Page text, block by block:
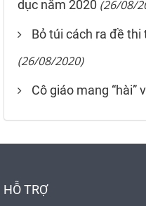
dục năm 2020 (26/08/
Bỏ túi cách ra đề thi
(26/08/2020)
Cô giáo mang “hài”
HỖ TRỢ